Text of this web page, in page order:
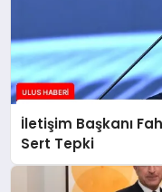
İletişim Başkanı
Sert Tepki